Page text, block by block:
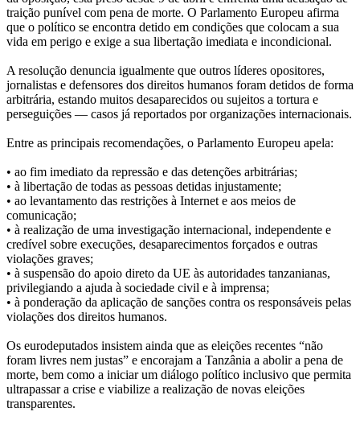
traição punível com pena de morte. O Parlamento Europeu afirma
que o político se encontra detido em condições que colocam a sua
vida em perigo e exige a sua libertação imediata e incondicional.
A resolução denuncia igualmente que outros líderes opositores,
jornalistas e defensores dos direitos humanos foram detidos de forma
arbitrária, estando muitos desaparecidos ou sujeitos a tortura e
perseguições — casos já reportados por organizações internacionais.
Entre as principais recomendações, o Parlamento Europeu apela:
• ao fim imediato da repressão e das detenções arbitrárias;
• à libertação de todas as pessoas detidas injustamente;
• ao levantamento das restrições à Internet e aos meios de
comunicação;
• à realização de uma investigação internacional, independente e
credível sobre execuções, desaparecimentos forçados e outras
violações graves;
• à suspensão do apoio direto da UE às autoridades tanzanianas,
privilegiando a ajuda à sociedade civil e à imprensa;
• à ponderação da aplicação de sanções contra os responsáveis pelas
violações dos direitos humanos.
Os eurodeputados insistem ainda que as eleições recentes “não
foram livres nem justas” e encorajam a Tanzânia a abolir a pena de
morte, bem como a iniciar um diálogo político inclusivo que permita
ultrapassar a crise e viabilize a realização de novas eleições
transparentes.